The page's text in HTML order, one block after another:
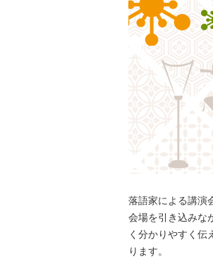
落語家による講演
会場を引き込みな
く分かりやすく
ります。